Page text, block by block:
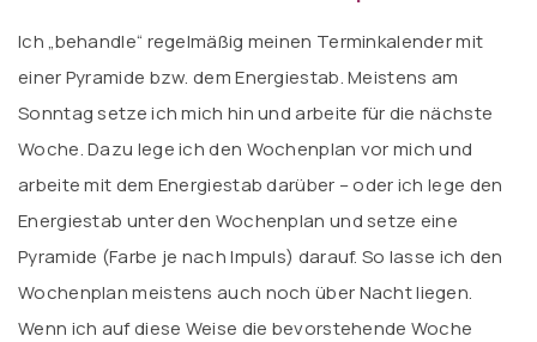
Ich „behandle“ regelmäßig meinen Terminkalender mit
einer Pyramide bzw. dem Energiestab. Meistens am
Sonntag setze ich mich hin und arbeite für die nächste
Woche. Dazu lege ich den Wochenplan vor mich und
arbeite mit dem Energiestab darüber – oder ich lege den
Energiestab unter den Wochenplan und setze eine
Pyramide (Farbe je nach Impuls) darauf. So lasse ich den
Wochenplan meistens auch noch über Nacht liegen.
Wenn ich auf diese Weise die bevorstehende Woche